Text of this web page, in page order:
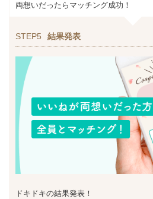
両想いだったらマッチング成功！
STEP5 結果発表
ドキドキの結果発表！